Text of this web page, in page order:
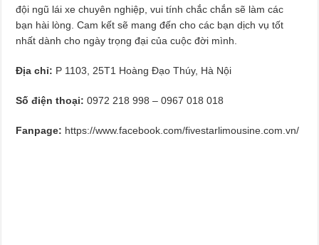
đội ngũ lái xe chuyên nghiệp, vui tính chắc chắn sẽ làm các
bạn hài lòng. Cam kết sẽ mang đến cho các bạn dịch vụ tốt
nhất dành cho ngày trọng đại của cuộc đời mình.
Địa chỉ: P 1103, 25T1 Hoàng Đạo Thúy, Hà Nội
Số điện thoại:0972 218 998 – 0967 018 018
Fanpage: https://www.facebook.com/fivestarlimousine.com.vn/